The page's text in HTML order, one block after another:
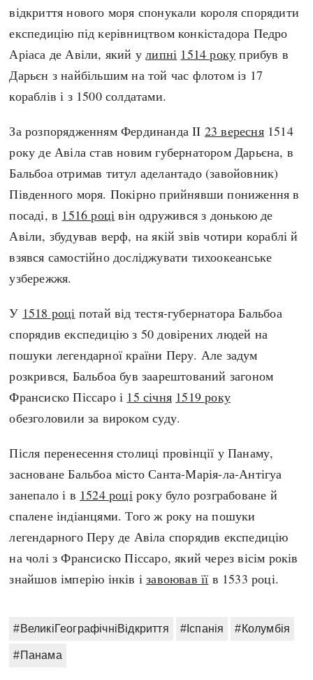
відкриття нового моря спонукали короля спорядити
експедицію під керівництвом конкістадора Педро
Аріаса де Авіли, який улипні 1514 року прибув в
Дарьєн з найбільшим на той час флотом із 17
кораблів і з 1500 солдатами.
За розпорядженням Фердинанда II 23 вересня1514
року де Авіла став новим губернатором Дарьєна, в
Бальбоа отримав титул аделантадо (завойовник)
Південного моря. Покірно прийнявши пониження в
посаді, в 1516 році він одружився з донькою де
Авіли, збудував верф, на якій звів чотири кораблі й
взявся самостійно досліджувати тихоокеанське
узбережжя.
У 1518 році потай від тестя-губернатора Бальбоа
спорядив експедицію з 50 довірених людей на
пошуки легендарної країни Перу. Але задум
розкрився, Бальбоа був заарештований загоном
Франсиско Піссаро і 15 січня 1519 року
обезголовили за вироком суду.
Після перенесення столиці провінції у Панаму,
засноване Бальбоа місто Санта-Марія-ла-Антігуа
занепало і в 1524 році року було розграбоване й
спалене індіанцями. Того ж року на пошуки
легендарного Перу де Авіла спорядив експедицію
на чолі з Франсиско Піссаро, який через вісім років
знайшов імперію інків ізавоював її в 1533 році.
#ВеликіГеографічніВідкриття #Іспанія #Колумбія
#Панама